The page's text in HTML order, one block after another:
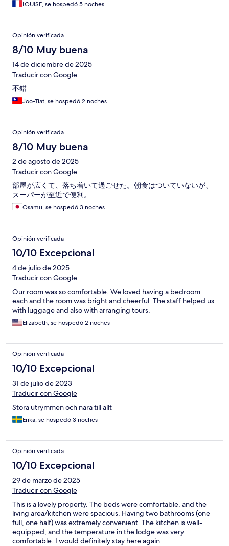
LOUISE, se hospedó 5 noches
Opinión verificada
8/10 Muy buena
14 de diciembre de 2025
Traducir con Google
不錯
Joo-Tiat, se hospedó 2 noches
Opinión verificada
8/10 Muy buena
2 de agosto de 2025
Traducir con Google
部屋が広くて、落ち着いて過ごせた。朝食はついていないが、
スーパーが至近で便利。
Osamu, se hospedó 3 noches
Opinión verificada
10/10 Excepcional
4 de julio de 2025
Traducir con Google
Our room was so comfortable. We loved having a bedroom
each and the room was bright and cheerful. The staff helped us
with luggage and also with arranging tours.
Elizabeth, se hospedó 2 noches
Opinión verificada
10/10 Excepcional
31 de julio de 2023
Traducir con Google
Stora utrymmen och nära till allt
Erika, se hospedó 3 noches
Opinión verificada
10/10 Excepcional
29 de marzo de 2025
Traducir con Google
This is a lovely property. The beds were comfortable, and the
living area/kitchen were spacious. Having two bathrooms (one
full, one half) was extremely convenient. The kitchen is well-
equipped, and the temperature in the lodge was very
comfortable. I would definitely stay here again.